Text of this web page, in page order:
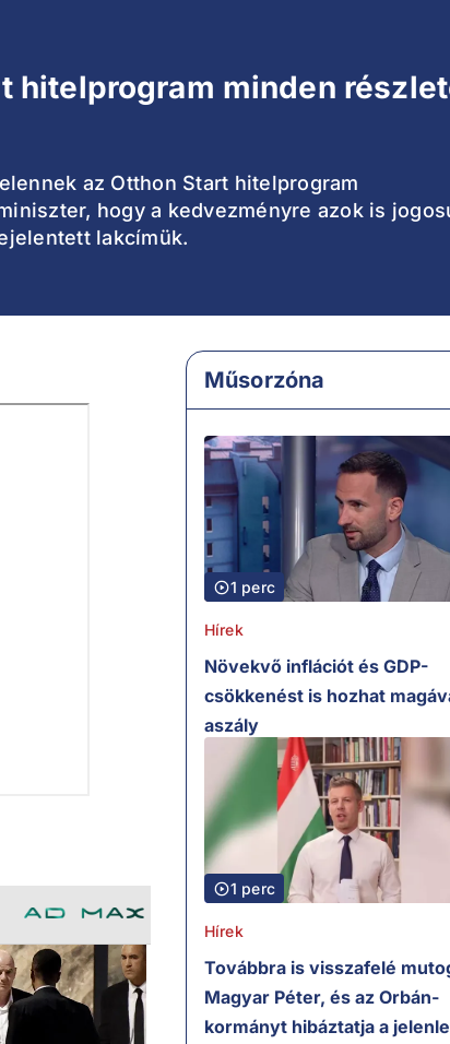
hitelprogram minden
az Otthon Start hitelprogram
hogy a kedvezményre azok is
lakcímük.
Műsorzóna
1 perc
Hírek
Növekvő inflációt és GDP-
csökkenést is hozhat
aszály
1 perc
Hírek
Továbbra is visszafelé
Magyar Péter, és az Orbán-
kormányt hibáztatja a